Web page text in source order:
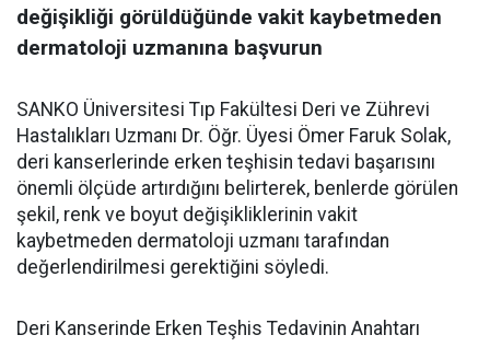
değişikliği görüldüğünde vakit kaybetmeden
dermatoloji uzmanına başvurun
SANKO Üniversitesi Tıp Fakültesi Deri ve Zührevi
Hastalıkları Uzmanı Dr. Öğr. Üyesi Ömer Faruk Solak,
deri kanserlerinde erken teşhisin tedavi başarısını
önemli ölçüde artırdığını belirterek, benlerde görülen
şekil, renk ve boyut değişikliklerinin vakit
kaybetmeden dermatoloji uzmanı tarafından
değerlendirilmesi gerektiğini söyledi.
Deri Kanserinde Erken Teşhis Tedavinin Anahtarı